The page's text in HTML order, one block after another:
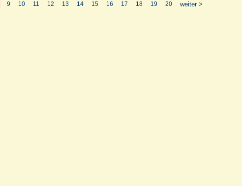
9 10 11 12 13 14 15 16 17 18 19 20 weiter >